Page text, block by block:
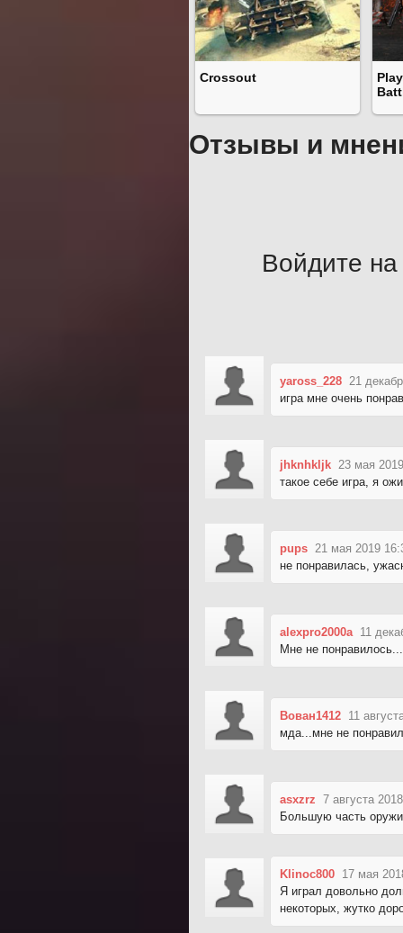
Crossout
Отзывы и
Войдите на
yaross_228 21
игра мне очень
jhknhkljk 23 мая
такое себе игра, я
pups 21 мая 2019
не понравилась,
alexpro2000a 11
Мне не
Вован1412 11
мда...мне не
asxzrz 7 августа
Большую часть
Klinoc800 17 мая
Я играл довольно
некоторых, жутко